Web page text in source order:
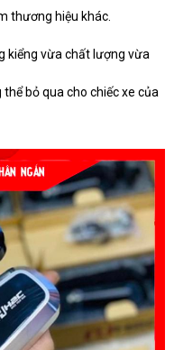
thương hiệu khác.
kiểng vừa chất lượng vừa
bỏ qua cho chiếc xe của